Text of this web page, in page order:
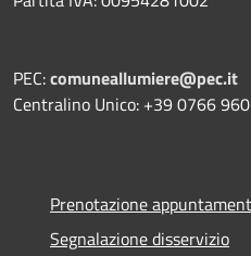
PEC:comuneallumiere@pec.it
Centralino Unico: +39 0766
Prenotazione
Segnalazione disservizio